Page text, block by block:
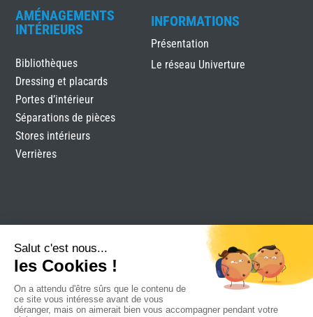
AMÉNAGEMENTS
INTÉRIEURS
Bibliothèques
Dressing et placards
Portes d’intérieur
Séparations de pièces
Stores intérieurs
Verrières
INFORMATIONS
Présentation
Le réseau Univerture
AZ Habitat Mentions légales
Plan du site
Réalisation Attraptemps